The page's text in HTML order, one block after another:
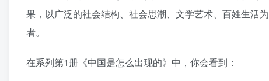
果，以广泛的社会结构、社会思潮、文学艺术、百姓生活
者。
在系列第1册《中国是怎么出现的》中，你会看到：